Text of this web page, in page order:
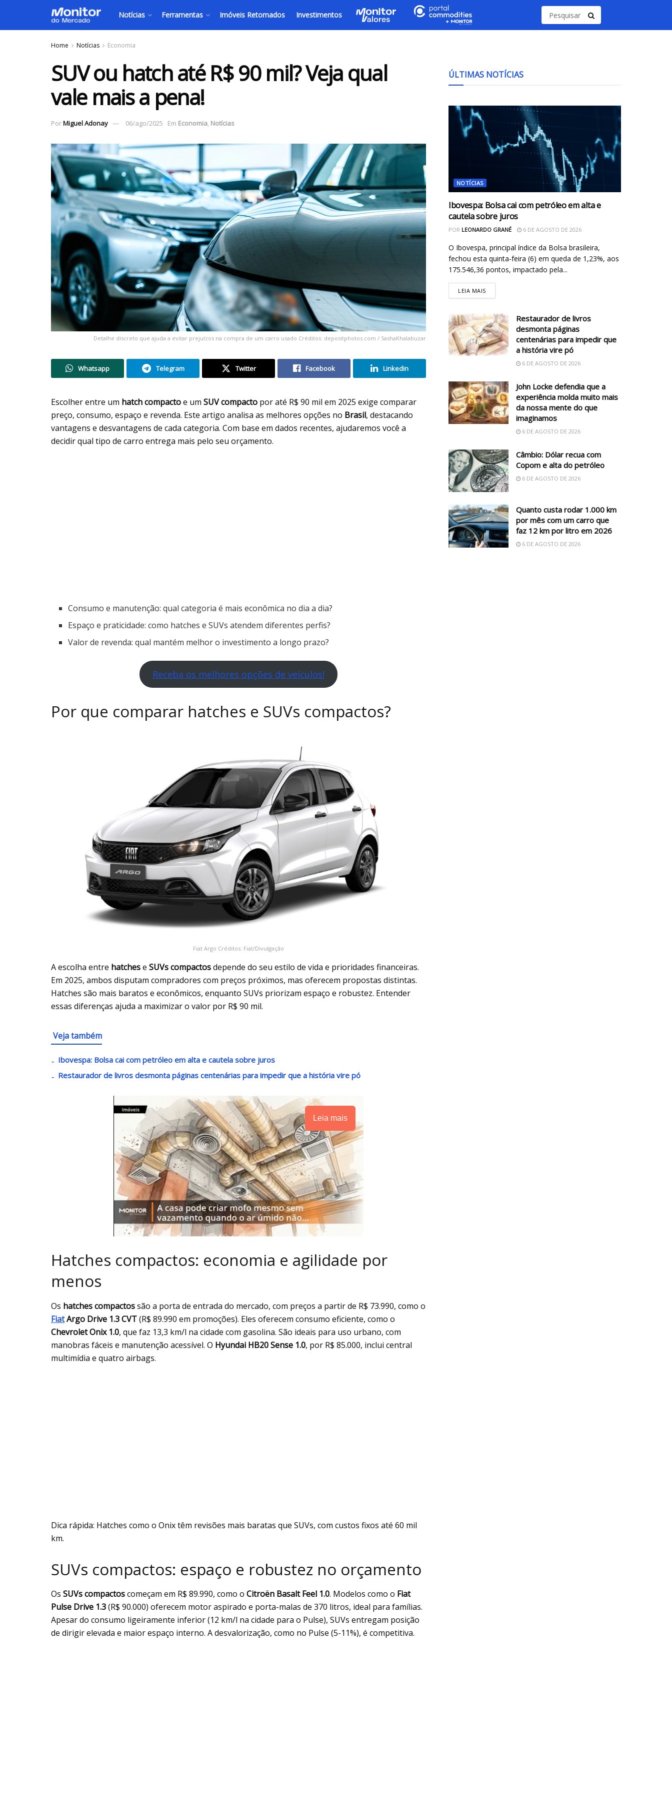
Notícias Ferramentas Imóveis Retomados Investimentos
Home Notícias Economia
SUV ou hatch até R$ 90 mil? Veja qual
vale mais a pena!
PorMiguel Adonay 06/ago/2025 Em Economia, Notícias
Detalhe discreto que ajuda a evitar prejuízos na compra de um carro usado Créditos: depositphotos.com / SashaKhalabuzar
Whatsapp Telegram Twitter Facebook Linkedin
Escolher entre um hatch compactoe um SUV compacto por até R$ 90 mil em 2025 exige comparar
preço, consumo, espaço e revenda. Este artigo analisa as melhores opções no Brasil, destacando
vantagens e desvantagens de cada categoria. Com base em dados recentes, ajudaremos você a
decidir qual tipo de carro entrega mais pelo seu orçamento.
Consumo e manutenção: qual categoria é mais econômica no dia a dia?
Espaço e praticidade: como hatches e SUVs atendem diferentes perfis?
Valor de revenda: qual mantém melhor o investimento a longo prazo?
Receba os melhores opções de veículos!
Por que comparar hatches e SUVs compactos?
Fiat Argo Créditos: Fiat/Divulgação
A escolha entre hatchese SUVs compactosdepende do seu estilo de vida e prioridades financeiras.
Em 2025, ambos disputam compradores com preços próximos, mas oferecem propostas distintas.
Hatches são mais baratos e econômicos, enquanto SUVs priorizam espaço e robustez. Entender
essas diferenças ajuda a maximizar o valor por R$ 90 mil.
Veja também
Ibovespa: Bolsa cai com petróleo em alta e cautela sobre juros
Restaurador de livros desmonta páginas centenárias para impedir que a história vire pó
Leia mais
Hatches compactos: economia e agilidade por
menos
Os hatches compactossão a porta de entrada do mercado, com preços a partir de R$ 73.990, como o
FiatArgo Drive 1.3 CVT(R$ 89.990 em promoções). Eles oferecem consumo eficiente, como o
Chevrolet Onix 1.0, que faz 13,3 km/l na cidade com gasolina. São ideais para uso urbano, com
manobras fáceis e manutenção acessível. O Hyundai HB20 Sense 1.0, por R$ 85.000, inclui central
multimídia e quatro airbags.
Dica rápida: Hatches como o Onix têm revisões mais baratas que SUVs, com custos fixos até 60 mil
km.
SUVs compactos: espaço e robustez no orçamento
Os SUVs compactoscomeçam em R$ 89.990, como o Citroën Basalt Feel 1.0. Modelos como o Fiat
Pulse Drive 1.3(R$ 90.000) oferecem motor aspirado e porta-malas de 370 litros, ideal para famílias.
Apesar do consumo ligeiramente inferior (12 km/l na cidade para o Pulse), SUVs entregam posição
de dirigir elevada e maior espaço interno. A desvalorização, como no Pulse (5-11%), é competitiva.
ÚLTIMAS NOTÍCIAS
NOTÍCIAS
Ibovespa: Bolsa cai com petróleo em alta e
cautela sobre juros
POR LEONARDO GRANÉ 6 DE AGOSTO DE 2026
O Ibovespa, principal índice da Bolsa brasileira,
fechou esta quinta-feira (6) em queda de 1,23%, aos
175.546,36 pontos, impactado pela...
LEIA MAIS
Restaurador de livros
desmonta páginas
centenárias para impedir que
a história vire pó
6 DE AGOSTO DE 2026
John Locke defendia que a
experiência molda muito mais
da nossa mente do que
imaginamos
6 DE AGOSTO DE 2026
Câmbio: Dólar recua com
Copom e alta do petróleo
6 DE AGOSTO DE 2026
Quanto custa rodar 1.000 km
por mês com um carro que
faz 12 km por litro em 2026
6 DE AGOSTO DE 2026